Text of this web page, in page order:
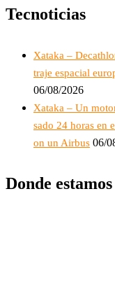
Tecnoticias
Xataka –
traje espacial
06/08/2026
Xataka – Un
sado 24 horas en
on un Airbus 06/
Donde estamos